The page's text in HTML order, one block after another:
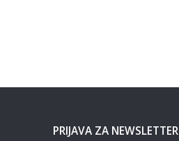
PRIJAVA ZA NEWSLETTER